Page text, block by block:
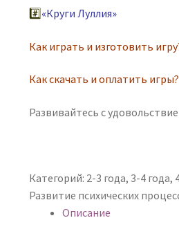
#️⃣«Круги Луллия»
Как играть и изготовить
Как скачать и оплатить игры?
Развивайтесь с
Категорий: 2-3 года, 3-4 года,
Развитие психических
Описание